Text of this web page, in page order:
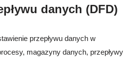
danych (DFD)
przepływu danych w
magazyny danych, przepływy